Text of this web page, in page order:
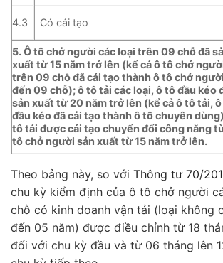
4.3 Có cải tạo
5. Ô tô chở người các loại trên 09 chỗ đã
xuất từ 15 năm trở lên (kể cả ô tô chở
trên 09 chỗ đã cải tạo thành ô tô chở người
đến 09 chỗ); ô tô tải các loại, ô tô đầu kéo
sản xuất từ 20 năm trở lên (kể cả ô tô tải,
đầu kéo đã cải tạo thành ô tô chuyên
tô tải được cải tạo chuyển đổi công năng
tô chở người sản xuất từ 15 năm trở lên.
Theo bảng này, so với Thông tư 70/
chu kỳ kiểm định của ô tô chở người
chỗ có kinh doanh vận tải (loại không
đến 05 năm) được điều chỉnh từ 18
đối với chu kỳ đầu và từ 06 tháng lên